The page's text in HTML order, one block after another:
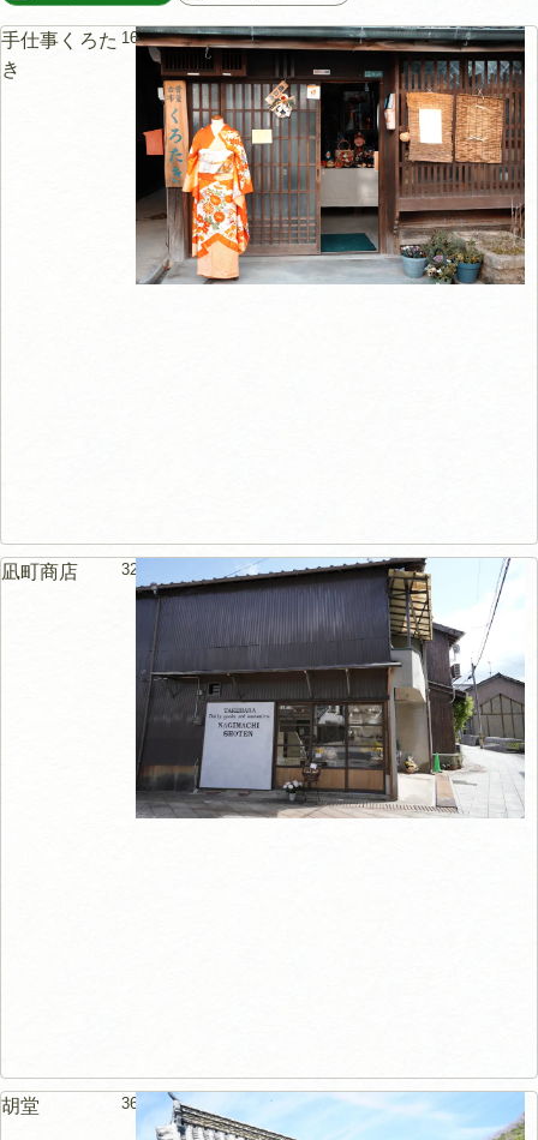
手仕事くろた
き
16m
凪町商店 32m
胡堂 36m